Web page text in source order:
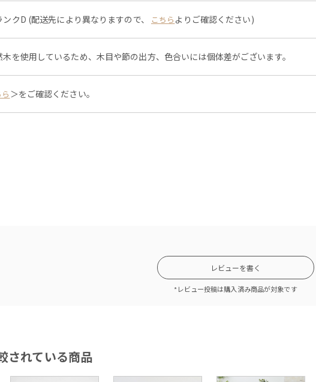
ンクD (配送先により異なりますので、 こちら よりご確認ください)
を使用しているため、木目や節の出方、色合いには個体差がございます。
＞をご確認ください。
レビューを書く
*レビュー投稿は購入済み商品が対象です
されている商品